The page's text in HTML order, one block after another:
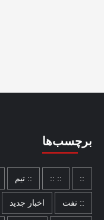
برچسب‌ها
::
:: :: :: تیم
:: نفت اخبار جدید